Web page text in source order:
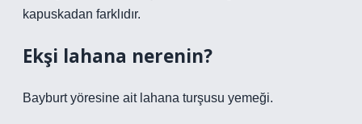
kapuskadan farklıdır.
Ekşi lahana nerenin?
Bayburt yöresine ait lahana turşusu yemeği.